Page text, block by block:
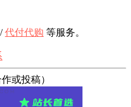
/代付代购 等服务。
或投稿）